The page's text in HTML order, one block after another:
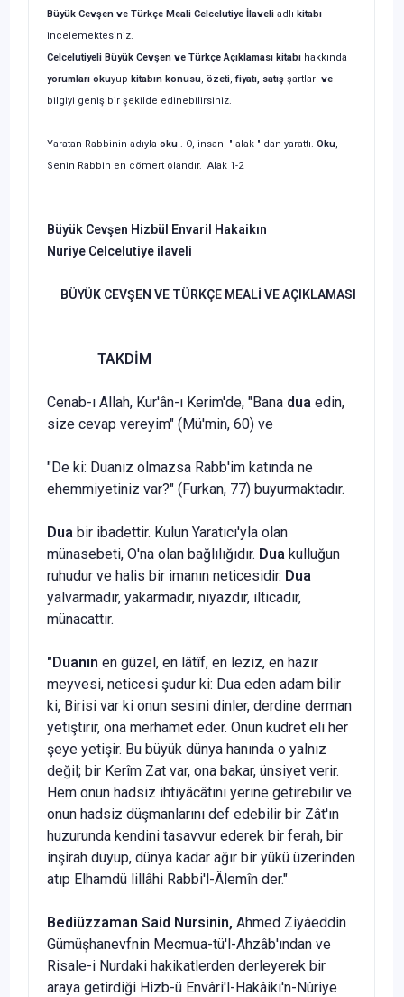
Büyük Cevşen ve Türkçe Meali Celcelutiye İlaveli adlı kitabı
incelemektesiniz.
Celcelutiyeli Büyük Cevşen ve Türkçe Açıklaması kitabı hakkında
yorumları okuyup kitabın konusu, özeti,fiyatı, satış şartları ve
bilgiyi geniş bir şekilde edinebilirsiniz.
Yaratan Rabbinin adıyla oku . O, insanı " alak " dan yarattı. Oku,
Senin Rabbin en cömert olandır. Alak 1-2
Büyük Cevşen Hizbül Envaril Hakaikın
Nuriye Celcelutiye ilaveli
BÜYÜK CEVŞEN VE TÜRKÇE MEALİ VE AÇIKLAMASI
TAKDİM
Cenab-ı Allah, Kur'ân-ı Kerim'de, "Ba­na dua edin,
size cevap vereyim" (Mü'min, 60) ve
"De ki: Duanız olmazsa Rabb'im katında ne
ehemmiyetiniz var?" (Furkan, 77) buyurmaktadır.
Dua bir ibadettir. Kulun Yaratıcı'yla olan
münasebeti, O'na olan bağlılığıdır. Dua kulluğun
ruhudur ve halis bir ima­nın neticesidir. Dua
yalvarmadır, yakar­madır, niyazdır, ilticadır,
münacattır.
"Duanın en güzel, en lâtîf, en leziz, en hazır
meyvesi, neticesi şudur ki: Dua eden adam bilir
ki, Birisi var ki onun se­sini dinler, derdine derman
yetiştirir, ona merhamet eder. Onun kudret eli her
şeye yetişir. Bu büyük dünya ha­nında o yalnız
değil; bir Kerîm Zat var, ona bakar, ünsiyet verir.
Hem onun hadsiz ihtiyâcâtını yerine getirebilir ve
onun hadsiz düşmanlarını def edebilir bir Zât'ın
huzurunda kendini tasavvur ederek bir ferah, bir
inşirah duyup, dün­ya kadar ağır bir yükü üzerinden
atıp Elhamdü lillâhi Rabbi'l-Âlemîn der."
Bediüzzaman Said Nursinin, Ahmed Ziyâeddin
Gümüşhanevfnin Mecmua-tü'l-Ahzâb'ından ve
Risale-i Nurdaki hakikatlerden derleyerek bir
araya ge­tirdiği Hizb-ü Envâri'l-Hakâikı'n-Nûriye